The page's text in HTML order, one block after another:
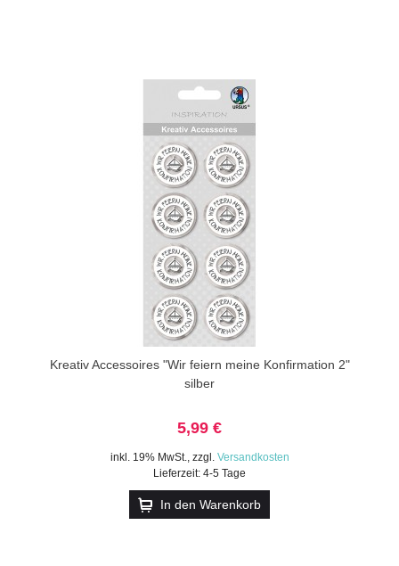
Kreativ Accessoires "Wir feiern meine Konfirmation 2"
silber
5,99 €
inkl. 19% MwSt., zzgl. Versandkosten
Lieferzeit: 4-5 Tage
In den Warenkorb